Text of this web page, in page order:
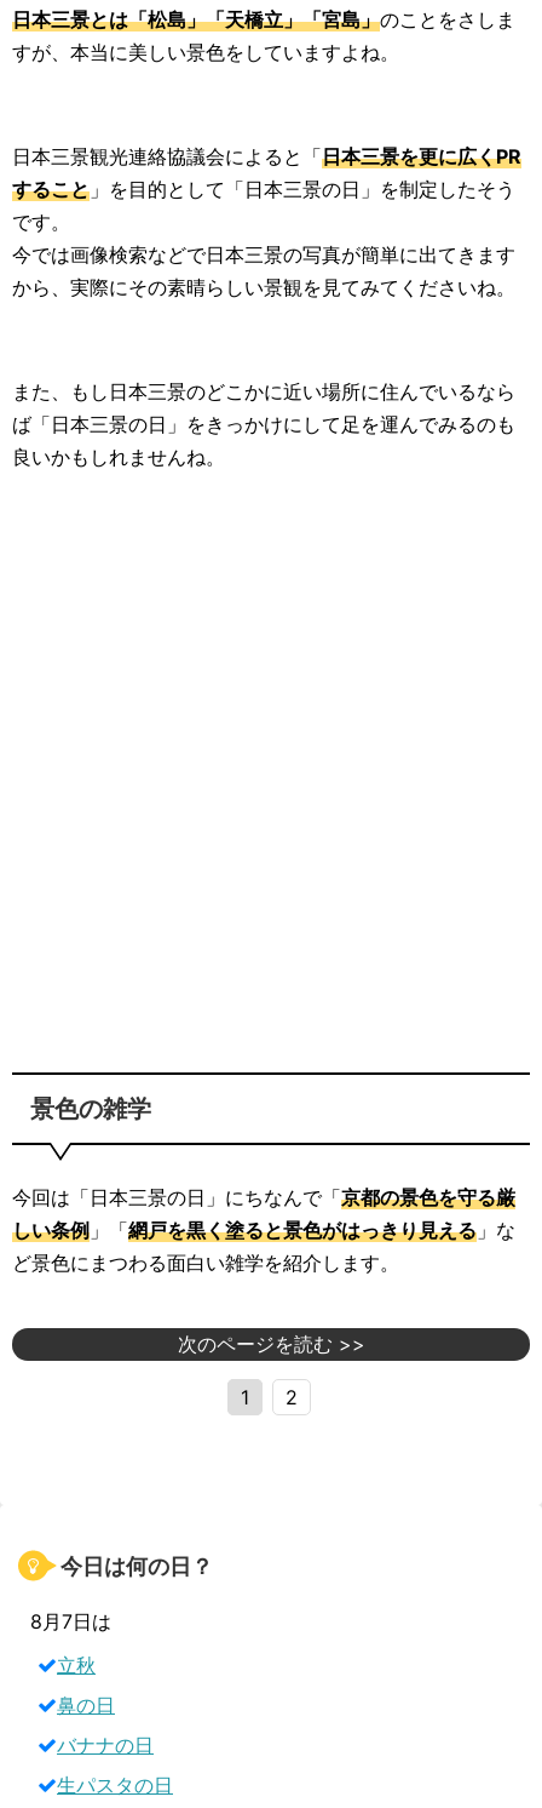
日本三景とは「松島」「天橋立」「宮島」のことをさしま
すが、本当に美しい景色をしていますよね。
日本三景観光連絡協議会によると「日本三景を更に広くPR
すること 」を目的として「日本三景の日」を制定したそう
です。
今では画像検索などで日本三景の写真が簡単に出てきます
から、実際にその素晴らしい景観を見てみてくださいね。
また、もし日本三景のどこかに近い場所に住んでいるなら
ば「日本三景の日」をきっかけにして足を運んでみるのも
良いかもしれませんね。
景色の雑学
今回は「日本三景の日」にちなんで「京都の景色を守る厳
しい条例 」「網戸を黒く塗ると景色がはっきり見える 」な
ど景色にまつわる面白い雑学を紹介します。
次のページを読む >>
1 2
今日は何の日？
8月7日は
立秋
鼻の日
バナナの日
生パスタの日